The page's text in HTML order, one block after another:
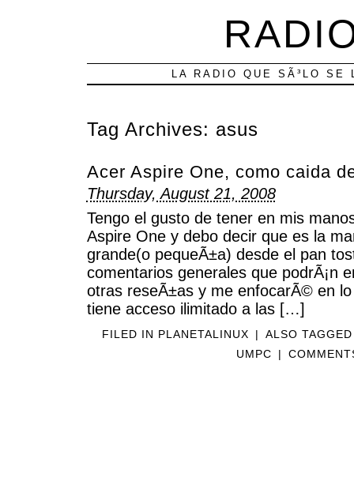
LA RADIO QUE SÃ³LO
Tag Archives: asus
Acer Aspire One, como caida
Thursday, August 21, 2008
Tengo el gusto de tener en mis
Aspire One y debo decir que es la
grande(o pequeÃ±a) desde el pan
comentarios generales que podrÃ¡n
otras reseÃ±as y me enfocarÃ© en
tiene acceso ilimitado a las […]
FILED IN PLANETALINUX |
ALSO
UMPC
|